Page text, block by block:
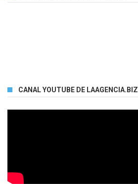
CANAL YOUTUBE DE LAAGENCIA.BIZ